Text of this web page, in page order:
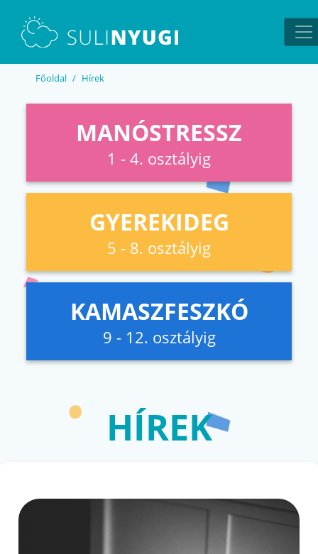
Főoldal Hírek
MANÓSTRESSZ
1 - 4. osztályig
GYEREKIDEG
5 - 8. osztályig
KAMASZFESZKÓ
9 - 12. osztályig
HÍREK